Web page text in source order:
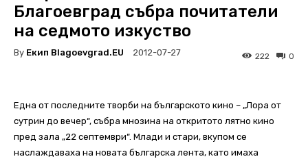
Благоевград събра почитатели
на седмото изкуство
By Екип Blagoevgrad.EU 2012-07-27 0
222
Една от последните творби на българското кино – „Лора от
сутрин до вечер“, събра мнозина на откритото лятно кино
пред зала „22 септември“. Млади и стари, вкупом се
наслаждаваха на новата българска лента, като имаха